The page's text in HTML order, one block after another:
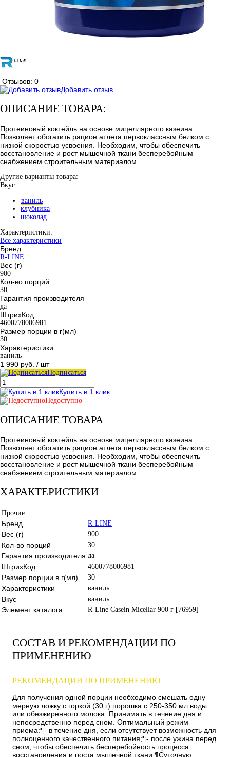
Отзывов: 0
Добавить отзыв
ОПИСАНИЕ ТОВАРА:
Протеиновый коктейль на основе мицеллярного казеина.
Позволяет обогатить рацион атлета первоклассным белком с
низкой скоростью усвоения. Необходим, чтобы обеспечить
восстановление и рост мышечной ткани бесперебойным
снабжением строительным материалом.
Другие варианты товара:
Вкус:
ваниль
клубника
шоколад
Характеристики:
Все характеристики
Бренд
R-LINE
Вес (г)
900
Кол-во порций
30
Гарантия производителя
да
ШтрихКод
4600778006981
Размер порции в г(мл)
30
Характеристики
ваниль
1 990 руб. / шт
Подписаться
Купить в 1 клик
Недоступно
ОПИСАНИЕ ТОВАРА
Протеиновый коктейль на основе мицеллярного казеина.
Позволяет обогатить рацион атлета первоклассным белком с
низкой скоростью усвоения. Необходим, чтобы обеспечить
восстановление и рост мышечной ткани бесперебойным
снабжением строительным материалом.
ХАРАКТЕРИСТИКИ
Прочие
Бренд R-LINE
Вес (г) 900
Кол-во порций 30
Гарантия производителя да
ШтрихКод 4600778006981
Размер порции в г(мл) 30
Характеристики ваниль
Вкус ваниль
Элемент каталога R-Line Casein Micellar 900 г [76959]
СОСТАВ И РЕКОМЕНДАЦИИ ПО
ПРИМЕНЕНИЮ
РЕКОМЕНДАЦИИ ПО ПРИМЕНЕНИЮ
Для получения одной порции необходимо смешать одну
мерную ложку с горкой (30 г) порошка с 250-350 мл воды
или обезжиренного молока. Принимать в течение дня и
непосредственно перед сном. Оптимальный режим
приема:¶- в течение дня, если отсутствует возможность для
полноценного качественного питания;¶- после ужина перед
сном, чтобы обеспечить бесперебойность процесса
восстановления и роста мышечной ткани.¶Суточную